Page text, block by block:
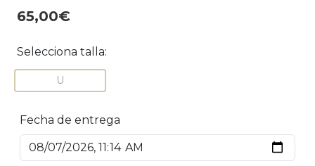
65,00€
Selecciona talla:
U
Fecha de entrega